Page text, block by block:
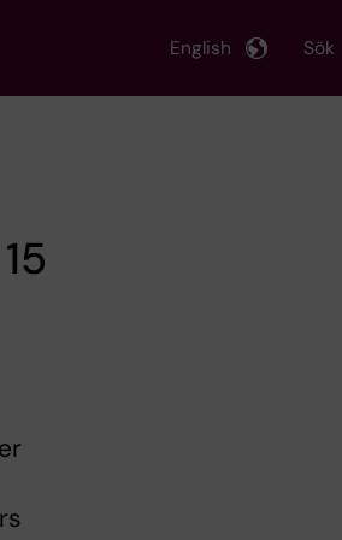
Sök
English